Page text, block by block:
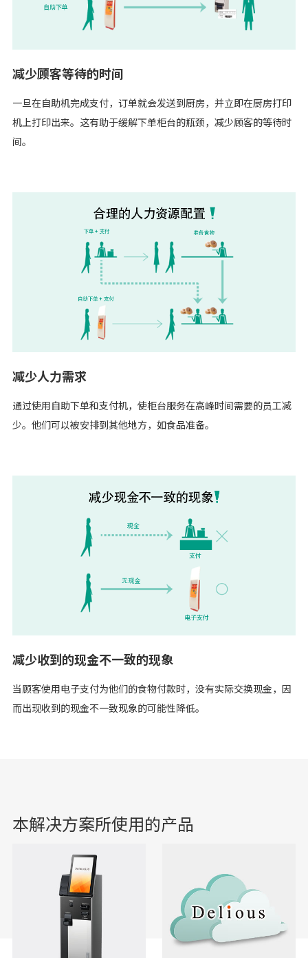
减少顾客等待的时间
一旦在自助机完成支付，订单就会发送到厨房，并立即在厨房打印
机上打印出来。这有助于缓解下单柜台的瓶颈，减少顾客的等待时
间。
减少人力需求
通过使用自助下单和支付机，使柜台服务在高峰时间需要的员工减
少。他们可以被安排到其他地方，如食品准备。
减少收到的现金不一致的现象
当顾客使用电子支付为他们的食物付款时，没有实际交换现金，因
而出现收到的现金不一致现象的可能性降低。
本解决方案所使用的产品